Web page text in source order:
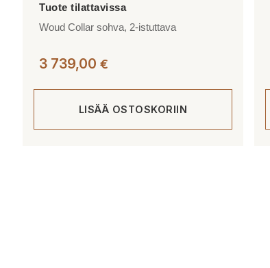
Woud Collar sohva, 2-istuttava
3 739,00 €
LISÄÄ OSTOSKORIIN